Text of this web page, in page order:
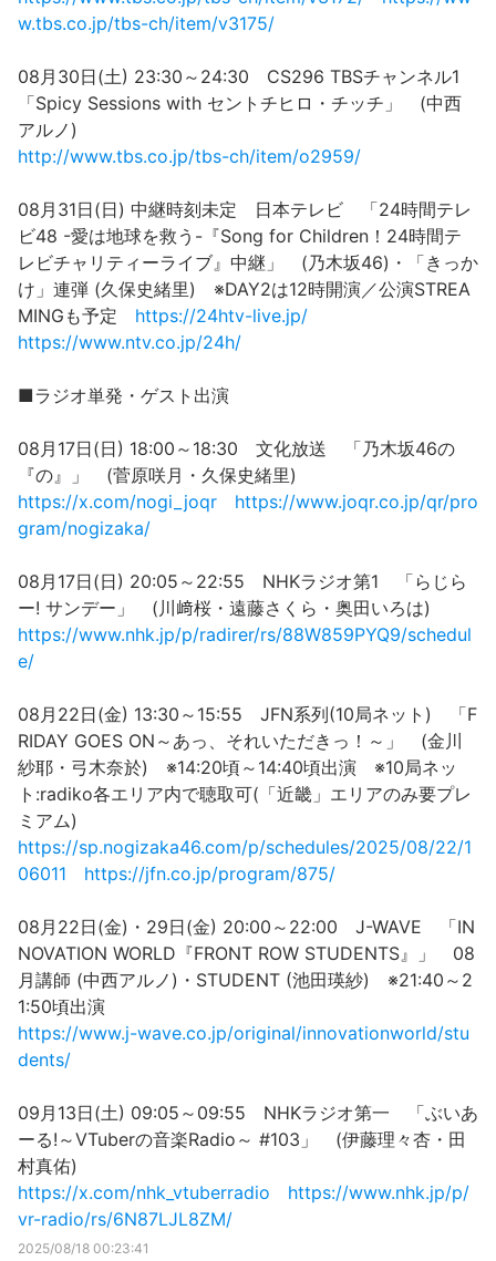
w.tbs.co.jp/tbs-ch/item/v3175/
08月30日(土) 23:30～24:30 CS296 TBSチャンネル1
「Spicy Sessions with セントチヒロ・チッチ」 (中西
アルノ)
http://www.tbs.co.jp/tbs-ch/item/o2959/
08月31日(日) 中継時刻未定 日本テレビ 「24時間テレ
ビ48 -愛は地球を救う-『Song for Children！24時間テ
レビチャリティーライブ』中継」 (乃木坂46)・「きっか
け」連弾 (久保史緒里) ※DAY2は12時開演／公演STREA
MINGも予定 https://24htv-live.jp/
https://www.ntv.co.jp/24h/
■ラジオ単発・ゲスト出演
08月17日(日) 18:00～18:30 文化放送 「乃木坂46の
『の』」 (菅原咲月・久保史緒里)
https://x.com/nogi_joqr
https://www.joqr.co.jp/qr/pro
gram/nogizaka/
08月17日(日) 20:05～22:55 NHKラジオ第1 「らじら
ー! サンデー」 (川﨑桜・遠藤さくら・奥田いろは)
https://www.nhk.jp/p/radirer/rs/88W859PYQ9/schedul
e/
08月22日(金) 13:30～15:55 JFN系列(10局ネット) 「F
RIDAY GOES ON～あっ、それいただきっ！～」 (金川
紗耶・弓木奈於) ※14:20頃～14:40頃出演 ※10局ネッ
ト:radiko各エリア内で聴取可(「近畿」エリアのみ要プレ
ミアム)
https://sp.nogizaka46.com/p/schedules/2025/08/22/1
06011
https://jfn.co.jp/program/875/
08月22日(金)・29日(金) 20:00～22:00 J-WAVE 「IN
NOVATION WORLD『FRONT ROW STUDENTS』」 08
月講師 (中西アルノ)・STUDENT (池田瑛紗) ※21:40～2
1:50頃出演
https://www.j-wave.co.jp/original/innovationworld/stu
dents/
09月13日(土) 09:05～09:55 NHKラジオ第一 「ぶいあ
ーる!～VTuberの音楽Radio～ #103」 (伊藤理々杏・田
村真佑)
https://x.com/nhk_vtuberradio
https://www.nhk.jp/p/
vr-radio/rs/6N87LJL8ZM/
2025/08/18 00:23:41